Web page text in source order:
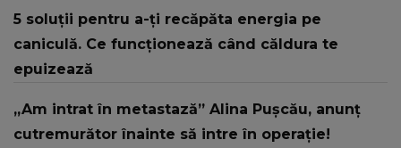
5 soluții pentru a-ți recăpăta energia pe
caniculă. Ce funcționează când căldura te
epuizează
„Am intrat în metastază” Alina Pușcău, anunț
cutremurător înainte să intre în operație!